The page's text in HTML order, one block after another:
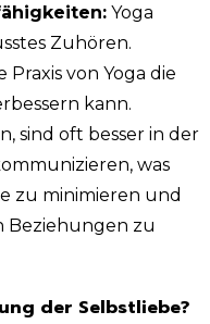
Yoga
Zuhören.
von Yoga die
kann.
sind oft besser in der
was
zu minimieren und
Beziehungen zu
der Selbstliebe?